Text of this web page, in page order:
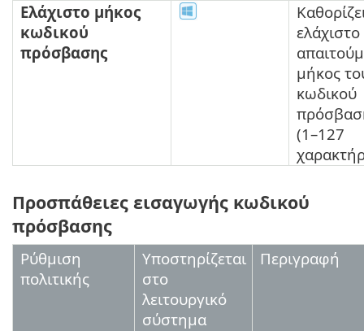
Ελάχιστο μήκος
κωδικού
πρόσβασης
ελάχιστο
μήκος
κωδικού
(1–127
Προσπάθειες εισαγωγής κωδικού
πρόσβασης
Ρύθμιση
πολιτικής
Υποστηρίζεται
στο
λειτουργικό
σύστημα
Περιγραφή